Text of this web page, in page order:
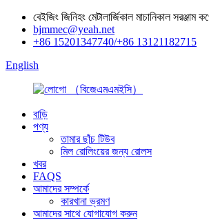
বেইজিং জিনিহং মেটালার্জিকাল মাচানিকাল সরঞ্জাম
bjmmec@yeah.net
+86 15201347740/+86 13121182715
English
বাড়ি
পণ্য
তামার ছাঁচ টিউব
মিল রোলিংয়ের জন্য রোলস
খবর
FAQS
আমাদের সম্পর্কে
কারখানা ভ্রমণ
আমাদের সাথে যোগাযোগ করুন